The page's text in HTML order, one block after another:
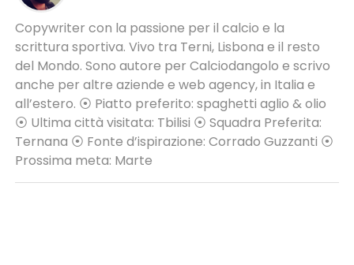
Copywriter con la passione per il calcio e la
scrittura sportiva. Vivo tra Terni, Lisbona e il resto
del Mondo. Sono autore per Calciodangolo e scrivo
anche per altre aziende e web agency, in Italia e
all’estero. ⦿ Piatto preferito: spaghetti aglio & olio
⦿ Ultima città visitata: Tbilisi ⦿ Squadra Preferita:
Ternana ⦿ Fonte d’ispirazione: Corrado Guzzanti ⦿
Prossima meta: Marte